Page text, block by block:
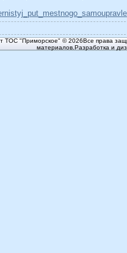
ТОС "Приморское" © 2026Все права
материалов.Разработка и